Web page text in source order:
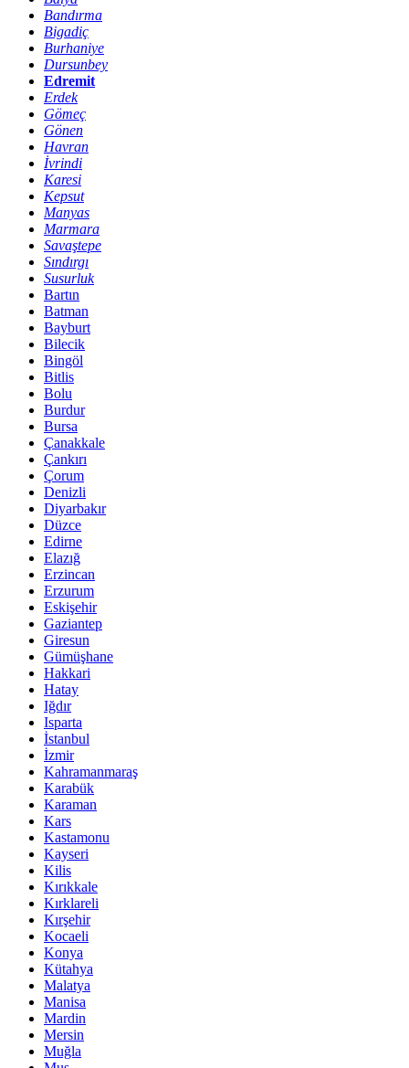
Bandırma
Bigadiç
Burhaniye
Dursunbey
Edremit
Erdek
Gömeç
Gönen
Havran
İvrindi
Karesi
Kepsut
Manyas
Marmara
Savaştepe
Sındırgı
Susurluk
Bartın
Batman
Bayburt
Bilecik
Bingöl
Bitlis
Bolu
Burdur
Bursa
Çanakkale
Çankırı
Çorum
Denizli
Diyarbakır
Düzce
Edirne
Elazığ
Erzincan
Erzurum
Eskişehir
Gaziantep
Giresun
Gümüşhane
Hakkari
Hatay
Iğdır
Isparta
İstanbul
İzmir
Kahramanmaraş
Karabük
Karaman
Kars
Kastamonu
Kayseri
Kilis
Kırıkkale
Kırklareli
Kırşehir
Kocaeli
Konya
Kütahya
Malatya
Manisa
Mardin
Mersin
Muğla